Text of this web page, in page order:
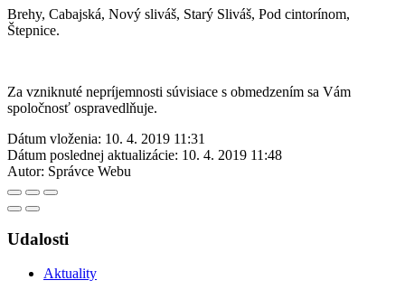
Brehy, Cabajská, Nový sliváš, Starý Sliváš, Pod cintorínom,
Štepnice.
Za vzniknuté nepríjemnosti súvisiace s obmedzením sa Vám
spoločnosť ospravedlňuje.
Dátum vloženia: 10. 4. 2019 11:31
Dátum poslednej aktualizácie: 10. 4. 2019 11:48
Autor: Správce Webu
Udalosti
Aktuality